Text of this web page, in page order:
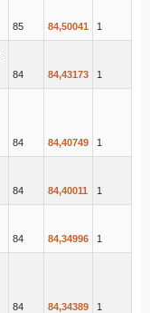
85 84,50041 1
84 84,43173 1
84 84,40749 1
84 84,40011 1
84 84,34996 1
84 84,34389 1